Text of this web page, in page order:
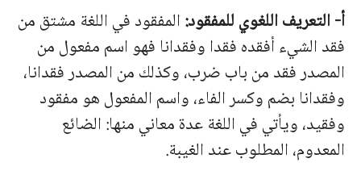
أ‌- التعريف اللغوي للمفقود:المفقود في اللغة مشتق من
فقد الشيء أفقده فقدا وفقدانا فهو اسم مفعول من
المصدر فقد من باب ضرب، وكذلك من المصدر فقدانا،
وفقدانا بضم وكسر الفاء، واسم المفعول هو مفقود
وفقيد، ويأتي في اللغة عدة معاني منها: الضائع
المعدوم، المطلوب عند الغيبة.